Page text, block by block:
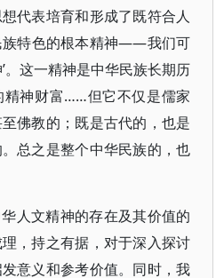
代表培育和形成了既符合人
族特色的根本精神——我们可
。这一精神是中华民族长期历
精神财富……但它不仅是儒家
佛教的；既是古代的，也是
总之是整个中华民族的，也
人文精神的存在及其价值的
，持之有据，对于深入探讨
意义和参考价值。同时，我